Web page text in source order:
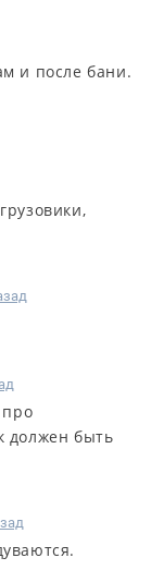
и после бани.
про
должен быть